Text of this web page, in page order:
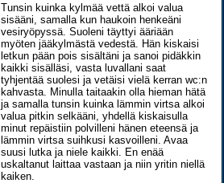
Tunsin kuinka kylmää vettä alkoi valua
sisääni, samalla kun haukoin henkeäni
vesiryöpyssä. Suoleni täyttyi ääriään
myöten jääkylmästä vedestä. Hän kiskaisi
letkun pään pois sisältäni ja sanoi pidäkkin
kaikki sisälläsi, vasta luvallani saat
tyhjentää suolesi ja vetäisi vielä kerran wc:n
kahvasta. Minulla taitaakin olla hieman hätä
ja samalla tunsin kuinka lämmin virtsa alkoi
valua pitkin selkääni, yhdellä kiskaisulla
minut repäistiin polvilleni hänen eteensä ja
lämmin virtsa suihkusi kasvoilleni. Avaa
suusi lutka ja niele kaikki. En enää
uskaltanut laittaa vastaan ja niin yritin niellä
kaiken.